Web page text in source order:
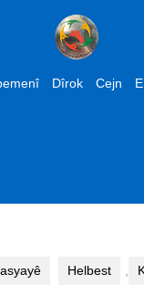
Dîrok Cejn
Helbest